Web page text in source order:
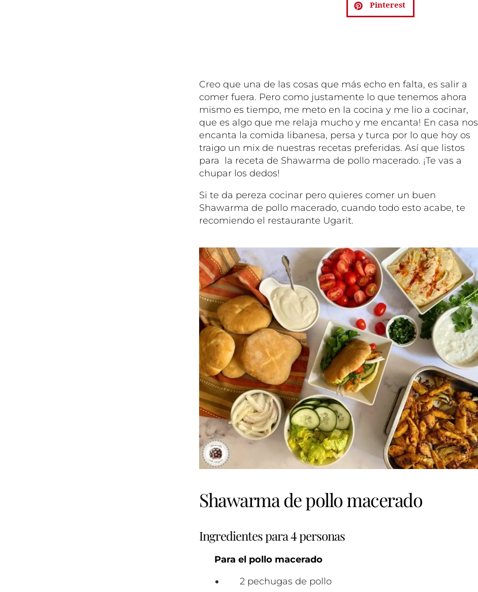
Pinterest
Creo que una de las cosas que más echo en falta, es salir a
comer fuera. Pero como justamente lo que tenemos ahora
mismo es tiempo, me meto en la cocina y me lio a cocinar,
que es algo que me relaja mucho y me encanta! En casa nos
encanta la comida libanesa, persa y turca por lo que hoy os
traigo un mix de nuestras recetas preferidas. Así que listos
para la receta de Shawarma de pollo macerado. ¡Te vas a
chupar los dedos!
Si te da pereza cocinar pero quieres comer un buen
Shawarma de pollo macerado, cuando todo esto acabe, te
recomiendo el restaurante Ugarit.
Shawarma de pollo macerado
Ingredientes para 4 personas
Para el pollo macerado
2 pechugas de pollo